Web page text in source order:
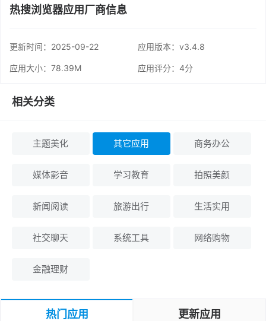
热搜浏览器应用厂商信息
更新时间： 2025-09-22 应用版本：v3.4.8
应用大小：78.39M 应用评分： 4分
相关分类
主题美化 其它应用 商务办公
媒体影音 学习教育 拍照美颜
新闻阅读 旅游出行 生活实用
社交聊天 系统工具 网络购物
金融理财
热门应用 更新应用